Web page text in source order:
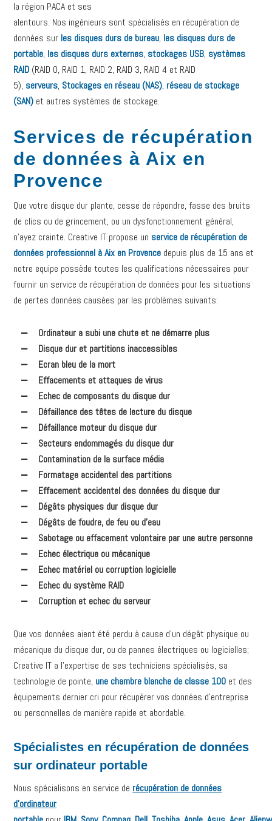
la région PACA et ses
alentours. Nos ingénieurs sont spécialisés en récupération de
données sur les disques durs de bureau, les disques durs de
portable, les disques durs externes, stockages USB, systèmes
RAID (RAID 0, RAID 1, RAID 2, RAID 3, RAID 4 et RAID
5), serveurs, Stockages en réseau (NAS), réseau de stockage
(SAN) et autres systèmes de stockage.
Services de récupération
de données à Aix en
Provence
Que votre disque dur plante, cesse de répondre, fasse des bruits
de clics ou de grincement, ou un dysfonctionnement général,
n’ayez crainte. Creative IT propose un service de récupération de
données professionnel à Aix en Provence depuis plus de 15 ans et
notre equipe possède toutes les qualifications nécessaires pour
fournir un service de récupération de données pour les situations
de pertes données causées par les problèmes suivants:
Ordinateur a subi une chute et ne démarre plus
Disque dur et partitions inaccessibles
Ecran bleu de la mort
Effacements et attaques de virus
Echec de composants du disque dur
Défaillance des têtes de lecture du disque
Défaillance moteur du disque dur
Secteurs endommagés du disque dur
Contamination de la surface média
Formatage accidentel des partitions
Effacement accidentel des données du disque dur
Dégâts physiques dur disque dur
Dégâts de foudre, de feu ou d’eau
Sabotage ou effacement volontaire par une autre personne
Echec électrique ou mécanique
Echec matériel ou corruption logicielle
Echec du système RAID
Corruption et echec du serveur
Que vos données aient été perdu à cause d’un dégât physique ou
mécanique du disque dur, ou de pannes électriques ou logicielles;
Creative IT a l’expertise de ses techniciens spécialisés, sa
technologie de pointe, une chambre blanche de classe 100 et des
équipements dernier cri pour récupérer vos données d’entreprise
ou personnelles de manière rapide et abordable.
Spécialistes en récupération de données
sur ordinateur portable
Nous spécialisons en service de récupération de données
d’ordinateur